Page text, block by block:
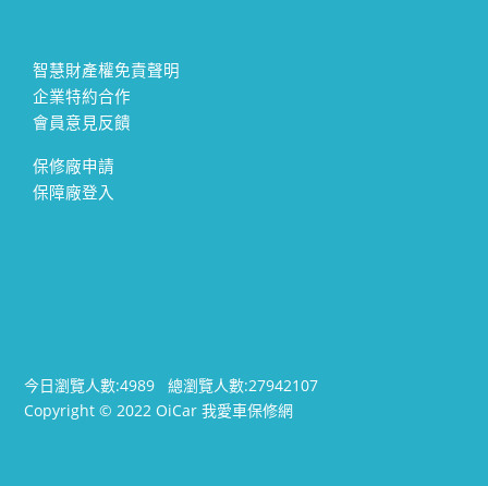
智慧財產權免責聲明
企業特約合作
會員意見反饋
保修廠申請
保障廠登入
今日瀏覽人數:4989總瀏覽人數:27942107
Copyright © 2022 OiCar 我愛車保修網